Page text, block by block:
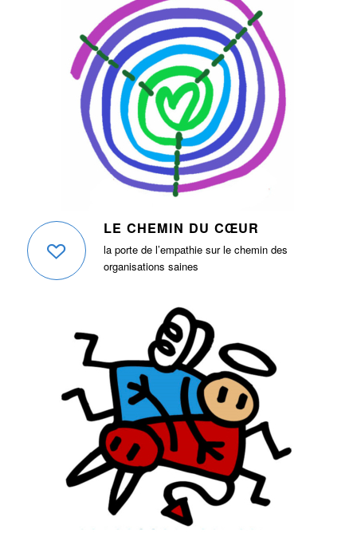
LE CHEMIN DU CŒUR
la porte de l’empathie sur le chemin des
organisations saines